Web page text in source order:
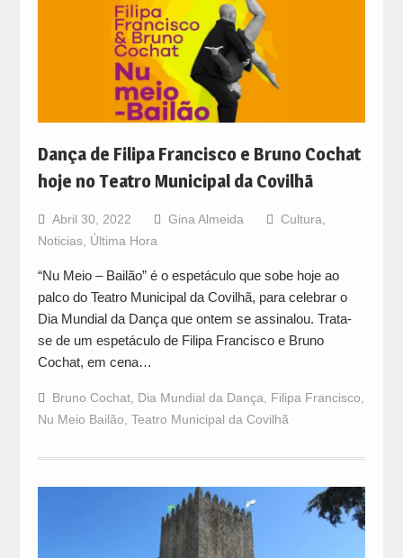
Dança de Filipa Francisco e Bruno Cochat
hoje no Teatro Municipal da Covilhã
Abril 30, 2022 Gina Almeida Cultura
Noticias, Última Hora
“Nu Meio – Bailão” é o espetáculo que sobe hoje ao
palco do Teatro Municipal da Covilhã, para celebrar o
Dia Mundial da Dança que ontem se assinalou. Trata-
se de um espetáculo de Filipa Francisco e Bruno
Cochat, em cena…
Bruno Cochat, Dia Mundial da Dança Filipa Francisco
Nu Meio Bailão Teatro Municipal da Covilhã